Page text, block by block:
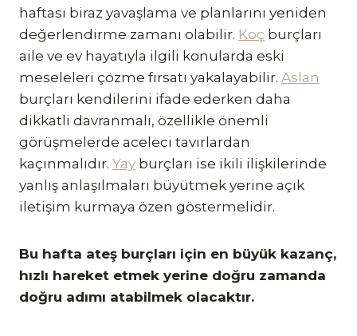
haftası biraz yavaşlama ve planlarını yeniden
değerlendirme zamanı olabilir. Koç burçları
aile ve ev hayatıyla ilgili konularda eski
meseleleri çözme fırsatı yakalayabilir. Aslan
burçları kendilerini ifade ederken daha
dikkatli davranmalı, özellikle önemli
görüşmelerde aceleci tavırlardan
kaçınmalıdır. Yay burçları ise ikili ilişkilerinde
yanlış anlaşılmaları büyütmek yerine açık
iletişim kurmaya özen göstermelidir.
Bu hafta ateş burçları için en büyük kazanç,
hızlı hareket etmek yerine doğru zamanda
doğru adımı atabilmek olacaktır.